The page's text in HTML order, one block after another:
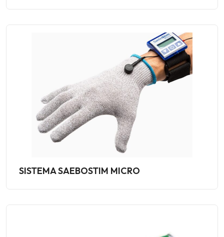
SISTEMA SAEBOSTIM MICRO